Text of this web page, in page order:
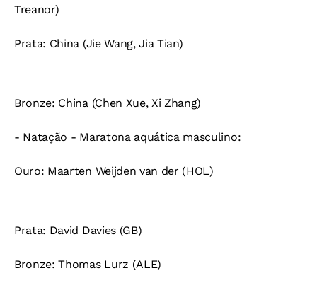
Treanor)
Prata: China (Jie Wang, Jia Tian)
Bronze: China (Chen Xue, Xi Zhang)
- Natação - Maratona aquática masculino:
Ouro: Maarten Weijden van der (HOL)
Prata: David Davies (GB)
Bronze: Thomas Lurz (ALE)